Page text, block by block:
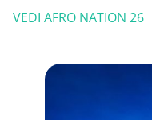
VEDI AFRO NATION 26